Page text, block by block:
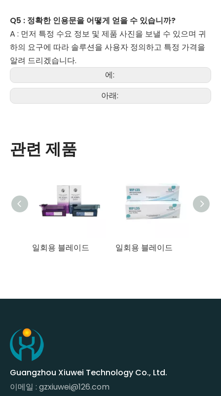
Q5 : 정확한 인용문을 어떻게 얻을 수 있습니까?
A : 먼저 특정 수요 정보 및 제품 사진을 보낼 수 있으며 귀
하의 요구에 따라 솔루션을 사용자 정의하고 특정 가격을
알려 드리겠습니다.
에:
아래:
관련 제품
일회용 블레이드 일회용 블레이드
Guangzhou Xiuwei Technology Co., Ltd.
이메일 : gzxiuwei@126.com